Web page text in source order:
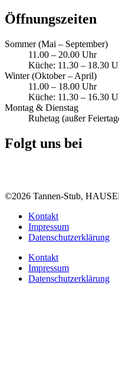
Öffnungszeiten
Sommer (Mai – September)
11.00 – 20.00 Uhr
Küche: 11.30 – 18.30
Winter (Oktober – April)
11.00 – 18.00 Uhr
Küche: 11.30 – 16.30
Montag & Dienstag
Ruhetag (außer
Folgt uns bei
©2026 Tannen-Stub,
Kontakt
Impressum
Datenschutzerklärung
Kontakt
Impressum
Datenschutzerklärung